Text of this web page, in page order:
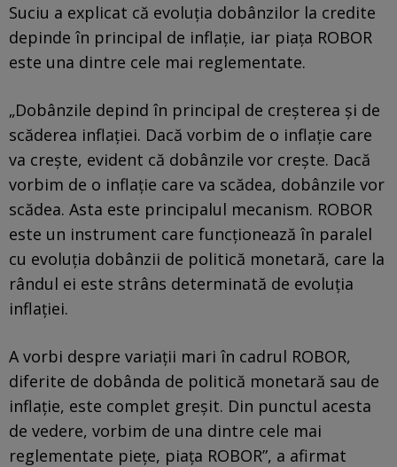
Suciu a explicat că evoluția dobânzilor la credite
depinde în principal de inflație, iar piața ROBOR
este una dintre cele mai reglementate.
„Dobânzile depind în principal de creșterea și de
scăderea inflației. Dacă vorbim de o inflație care
va crește, evident că dobânzile vor crește. Dacă
vorbim de o inflație care va scădea, dobânzile vor
scădea. Asta este principalul mecanism. ROBOR
este un instrument care funcționează în paralel
cu evoluția dobânzii de politică monetară, care la
rândul ei este strâns determinată de evoluția
inflației.
A vorbi despre variații mari în cadrul ROBOR,
diferite de dobânda de politică monetară sau de
inflație, este complet greșit. Din punctul acesta
de vedere, vorbim de una dintre cele mai
reglementate piețe, piața ROBOR”, a afirmat